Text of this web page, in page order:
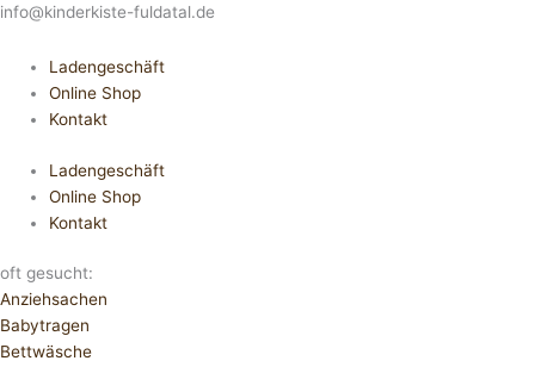
info@kinderkiste-fuldatal.de
Ladengeschäft
Online Shop
Kontakt
Ladengeschäft
Online Shop
Kontakt
oft gesucht:
Anziehsachen
Babytragen
Bettwäsche